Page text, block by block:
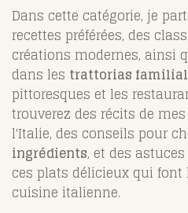
Dans cette catégorie, je
recettes préférées, des
créations modernes, ainsi
dans les trattorias
pittoresques et les
trouverez des récits de
l'Italie, des conseils pour
ingrédients, et des
ces plats délicieux qui
cuisine italienne.